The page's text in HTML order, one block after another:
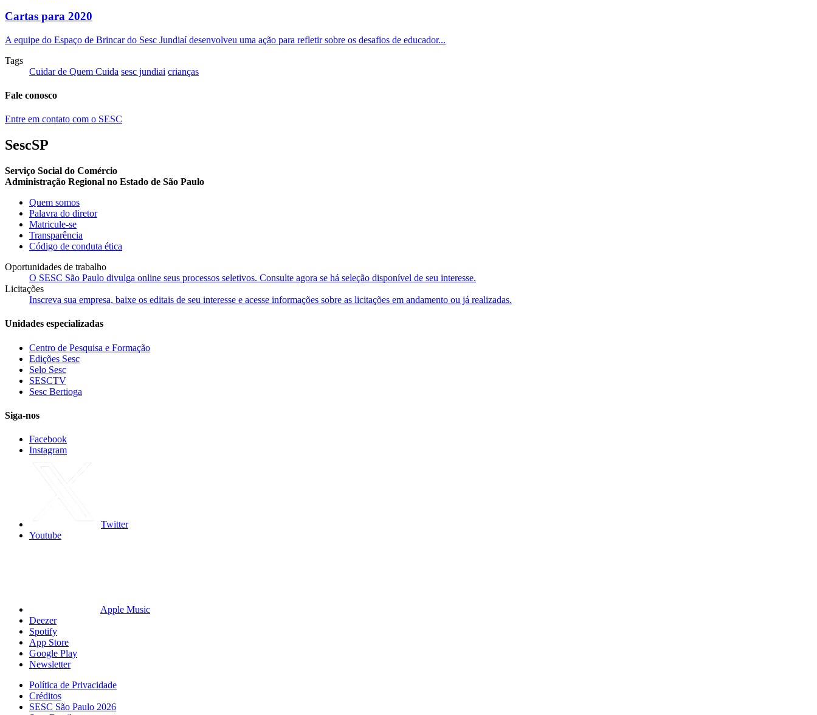
Cartas para 2020
A equipe do Espaço de Brincar do Sesc Jundiaí desenvolveu uma ação para refletir sobre os desafios de educador...
Tags
Cuidar de Quem Cuida sesc jundiai crianças
Fale conosco
Entre em contato com o SESC
SescSP
Serviço Social do Comércio
Administração Regional no Estado de São Paulo
Quem somos
Palavra do diretor
Matricule-se
Transparência
Código de conduta ética
Oportunidades de trabalho
O SESC São Paulo divulga online seus processos seletivos. Consulte agora se há seleção disponível de seu interesse.
Licitações
Inscreva sua empresa, baixe os editais de seu interesse e acesse informações sobre as licitações em andamento ou já realizadas.
Unidades especializadas
Centro de Pesquisa e Formação
Edições Sesc
Selo Sesc
SESCTV
Sesc Bertioga
Siga-nos
Facebook
Instagram
Twitter
Youtube
Apple Music
Deezer
Spotify
App Store
Google Play
Newsletter
Política de Privacidade
Créditos
SESC São Paulo 2026